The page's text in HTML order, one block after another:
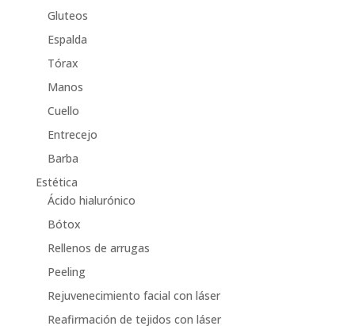
Gluteos
Espalda
Tórax
Manos
Cuello
Entrecejo
Barba
Estética
Ácido hialurónico
Bótox
Rellenos de arrugas
Peeling
Rejuvenecimiento facial con láser
Reafirmación de tejidos con láser